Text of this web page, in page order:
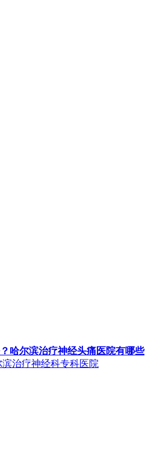
哈尔滨治疗神经头痛医院有哪些
治疗神经科专科医院